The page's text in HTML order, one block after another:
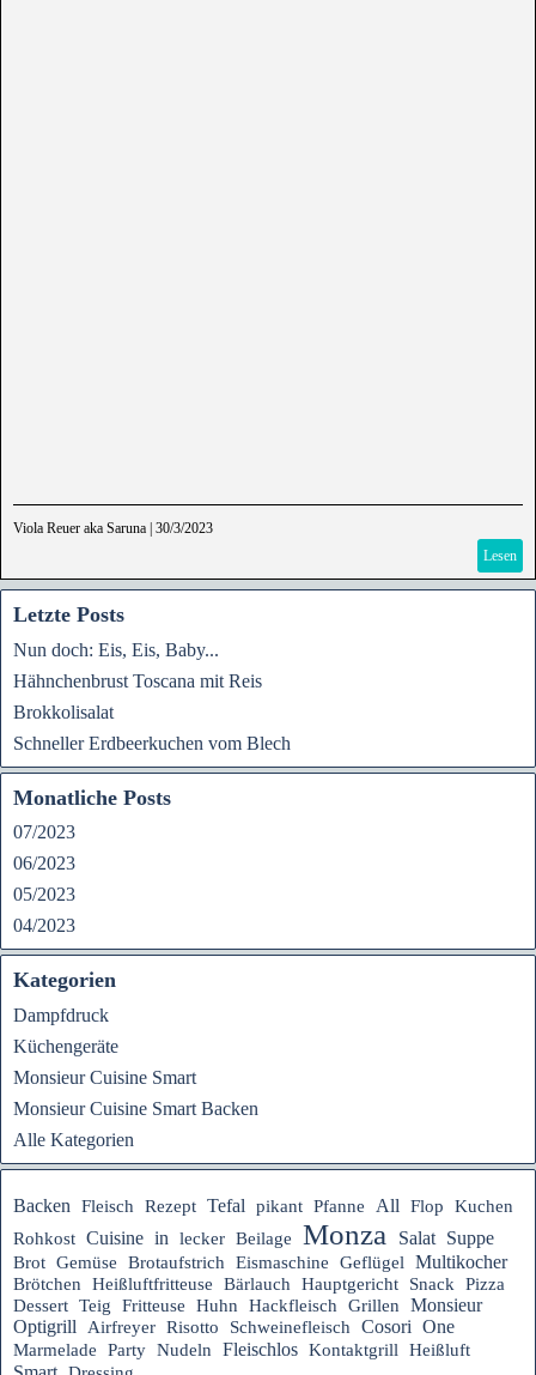
Viola Reuer aka Saruna 30/3/2023
Lesen
Letzte Posts
Nun doch: Eis, Eis, Baby...
Hähnchenbrust Toscana mit Reis
Brokkolisalat
Schneller Erdbeerkuchen vom Blech
Monatliche Posts
07/2023
06/2023
05/2023
04/2023
Kategorien
Dampfdruck
Küchengeräte
Monsieur Cuisine Smart
Monsieur Cuisine Smart Backen
Alle Kategorien
Backen Fleisch Rezept Tefal pikant Pfanne All Flop
Kuchen
Rohkost Cuisine in lecker Beilage Monza Salat Suppe
Brot Gemüse Brotaufstrich Eismaschine Geflügel Multikocher
Brötchen Heißluftfritteuse Bärlauch Hauptgericht Snack
Pizza
Dessert Teig Fritteuse Huhn Hackfleisch Grillen
Monsieur
Optigrill
Airfreyer Risotto Schweinefleisch Cosori One
Marmelade Party Nudeln Fleischlos Kontaktgrill Heißluft